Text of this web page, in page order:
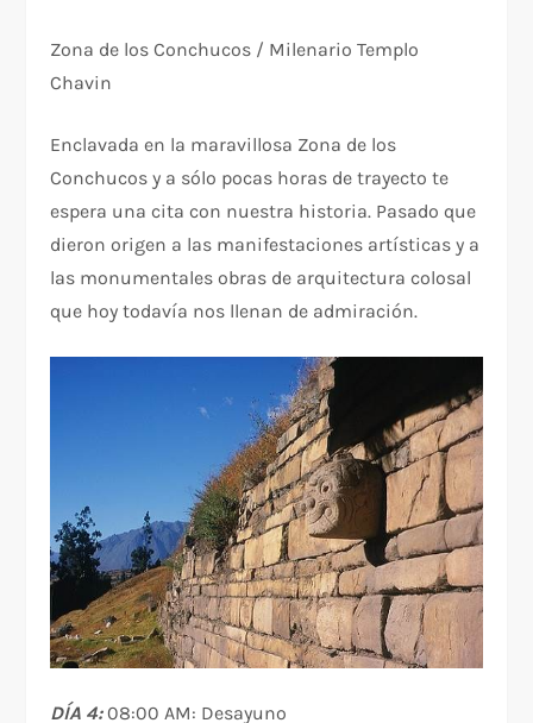
Zona de los Conchucos / Milenario Templo
Chavin
Enclavada en la maravillosa Zona de los
Conchucos y a sólo pocas horas de trayecto te
espera una cita con nuestra historia. Pasado que
dieron origen a las manifestaciones artísticas y a
las monumentales obras de arquitectura colosal
que hoy todavía nos llenan de admiración.
DÍA 4:08:00 AM: Desayuno